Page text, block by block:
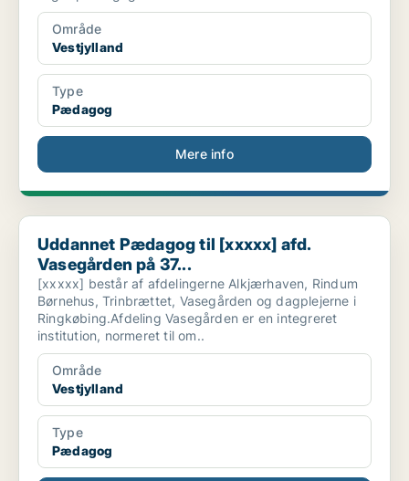
Område
Vestjylland
Type
Pædagog
Mere info
Uddannet Pædagog til [xxxxx] afd. Vasegården på 37...
Uddannet Pædagog til [xxxxx] afd.
Vasegården på 37...
[xxxxx] består af afdelingerne Alkjærhaven, Rindum
Børnehus, Trinbrættet, Vasegården og dagplejerne i
Ringkøbing.Afdeling Vasegården er en integreret
institution, normeret til om..
Område
Vestjylland
Type
Pædagog